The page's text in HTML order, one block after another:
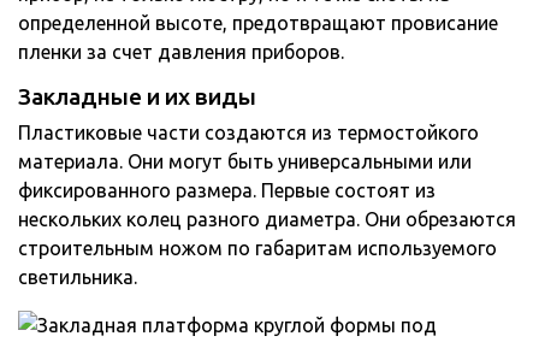
определенной высоте, предотвращают провисание
пленки за счет давления приборов.
Закладные и их виды
Пластиковые части создаются из термостойкого
материала. Они могут быть универсальными или
фиксированного размера. Первые состоят из
нескольких колец разного диаметра. Они обрезаются
строительным ножом по габаритам используемого
светильника.